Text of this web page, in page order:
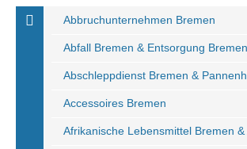
Abbruchunternehmen Bremen
Abfall Bremen & Entsorgung Bremen
Abschleppdienst Bremen &
Accessoires Bremen
Afrikanische Lebensmittel Bremen